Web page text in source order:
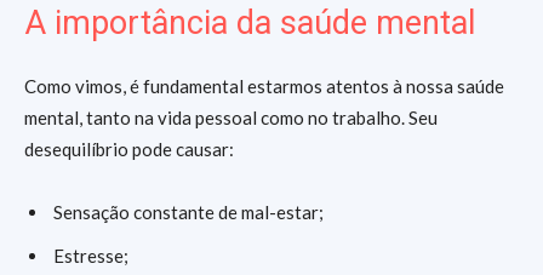
A importância da saúde mental
Como vimos, é fundamental estarmos atentos à nossa saúde
mental, tanto na vida pessoal como no trabalho. Seu
desequilíbrio pode causar:
Sensação constante de mal-estar;
Estresse;